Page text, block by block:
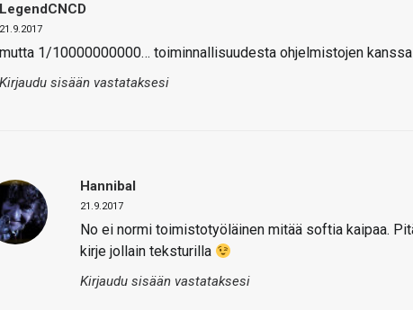
LegendCNCD
21.9.2017
mutta 1/10000000000… toiminnallisuudesta ohjelmistojen kanssa
Kirjaudu sisään vastataksesi
Hannibal
21.9.2017
No ei normi toimistotyöläinen mitää softia kaipaa.
kirje jollain teksturilla
Kirjaudu sisään vastataksesi